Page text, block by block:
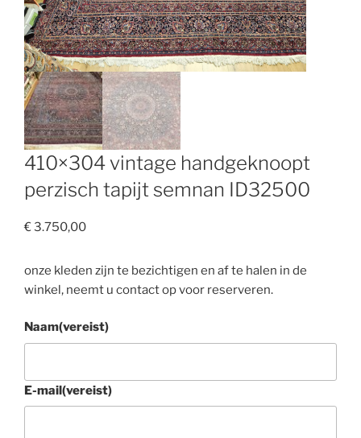
410×304 vintage handgeknoopt
perzisch tapijt semnan ID32500
€3.750,00
onze kleden zijn te bezichtigen en af te halen in de
winkel, neemt u contact op voor reserveren.
Naam(vereist)
E-mail(vereist)